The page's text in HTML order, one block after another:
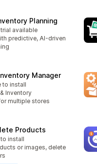
Planning
available
predictive, AI-driven
Manager
to install
Inventory
multiple stores
Products
install
or images, delete